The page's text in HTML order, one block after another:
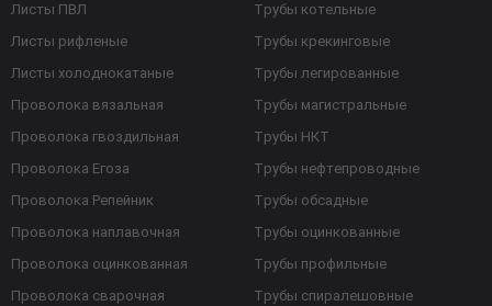
Листы ПВЛ
Листы рифленые
Листы холоднокатаные
Проволока вязальная
Проволока гвоздильная
Проволока Егоза
Проволока Репейник
Проволока наплавочная
Проволока оцинкованная
Проволока сварочная
Трубы котельные
Трубы крекинговые
Трубы легированные
Трубы магистральные
Трубы НКТ
Трубы нефтепроводные
Трубы обсадные
Трубы оцинкованные
Трубы профильные
Трубы спиралешовные